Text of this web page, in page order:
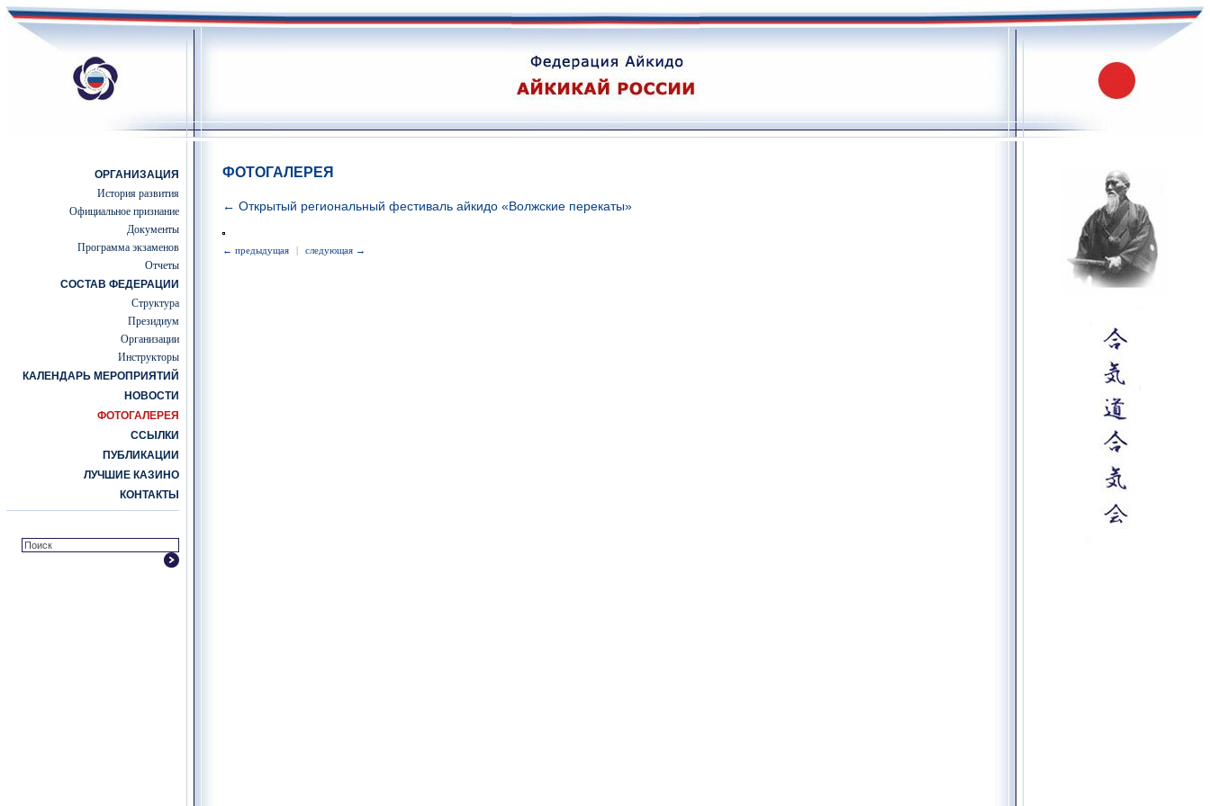
ОРГАНИЗАЦИЯ
История развития
Официальное признание
Документы
Программа экзаменов
Отчеты
СОСТАВ ФЕДЕРАЦИИ
Структура
Президиум
Организации
Инструкторы
КАЛЕНДАРЬ МЕРОПРИЯТИЙ
НОВОСТИ
ФОТОГАЛЕРЕЯ
ССЫЛКИ
ПУБЛИКАЦИИ
ЛУЧШИЕ КАЗИНО
КОНТАКТЫ
ФОТОГАЛЕРЕЯ
← Открытый региональный фестиваль айкидо «Волжские перекаты»
← предыдущая | следующая →